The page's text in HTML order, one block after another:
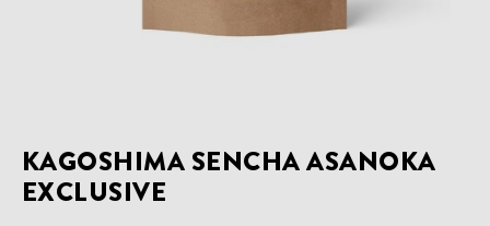
KAGOSHIMA SENCHA ASANOKA
EXCLUSIVE